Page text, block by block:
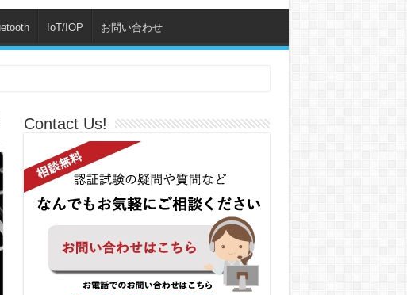
IoT/IOP お問い合わせ
Contact Us!